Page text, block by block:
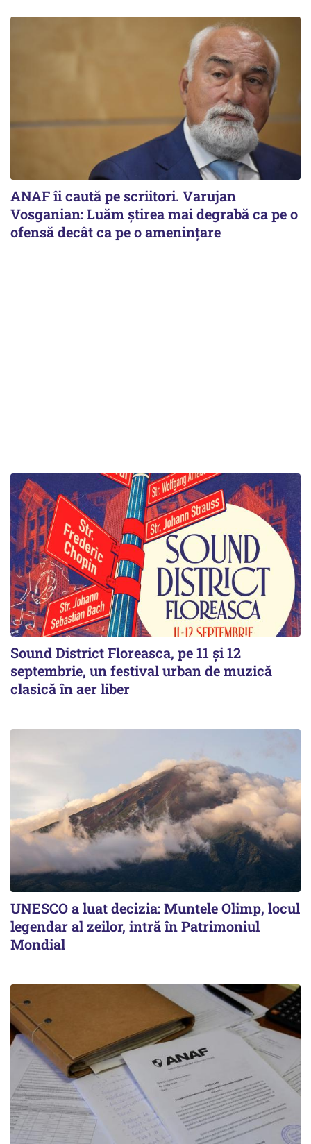
ANAF îi caută pe scriitori. Varujan
Vosganian: Luăm știrea mai degrabă ca pe o
ofensă decât ca pe o amenințare
Sound District Floreasca, pe 11 și 12
septembrie, un festival urban de muzică
clasică în aer liber
UNESCO a luat decizia: Muntele Olimp, locul
legendar al zeilor, intră în Patrimoniul
Mondial